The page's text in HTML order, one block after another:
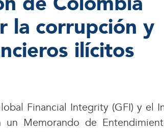
de Colombia
la corrupción y
ilícitos
Financial Integrity (GFI) y el
un Memorando de